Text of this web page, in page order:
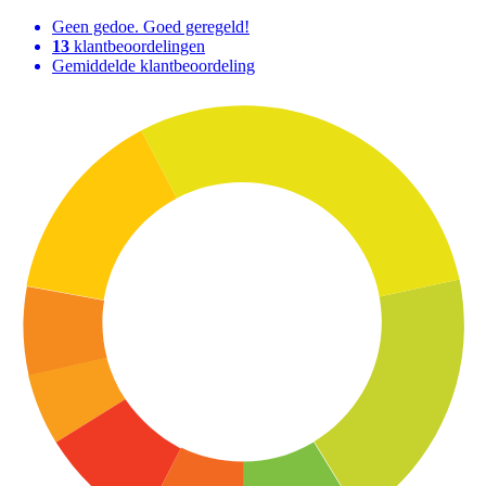
Geen gedoe. Goed geregeld!
13 klantbeoordelingen
Gemiddelde klantbeoordeling